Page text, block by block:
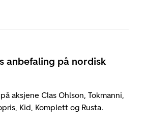
anbefaling på nordisk
aksjene Clas Ohlson, Tokmanni,
Kid, Komplett og Rusta.